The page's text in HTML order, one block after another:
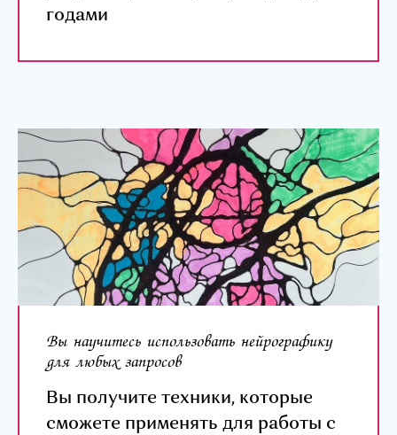
годами
Вы научитесь использовать нейрографику
для любых запросов
Вы получите техники, которые
сможете применять для работы с